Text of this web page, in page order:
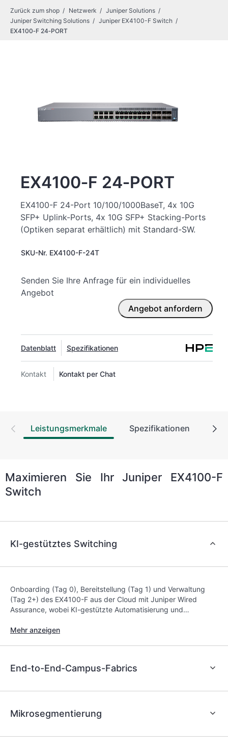
Zurück zum shop Netzwerk
Juniper Solutions
Juniper Switching Solutions
Juniper EX4100-F Switch
EX4100‑F 24‑PORT
EX4100‑F 24‑PORT
EX4100-F 24-Port 10/100/1000BaseT, 4x 10G
SFP+ Uplink-Ports, 4x 10G SFP+ Stacking-Ports
(Optiken separat erhältlich) mit Standard-SW.
SKU-Nr. EX4100-F-24T
Senden Sie Ihre Anfrage für ein individuelles
Angebot
Angebot anfordern
Datenblatt Spezifikationen
Kontakt Kontakt per Chat
Leistungsmerkmale Spezifikationen
Maximieren Sie Ihr Juniper EX4100-F
Switch
KI-gestütztes Switching
Onboarding (Tag 0), Bereitstellung (Tag 1) und Verwaltung
(Tag 2+) des EX4100-F aus der Cloud mit Juniper Wired
Assurance, wobei KI-gestützte Automatisierung und
Endbenutzern und verbundenen Geräten bessere
Mehr anzeigen
End-to-End-Campus-Fabrics
Mikrosegmentierung